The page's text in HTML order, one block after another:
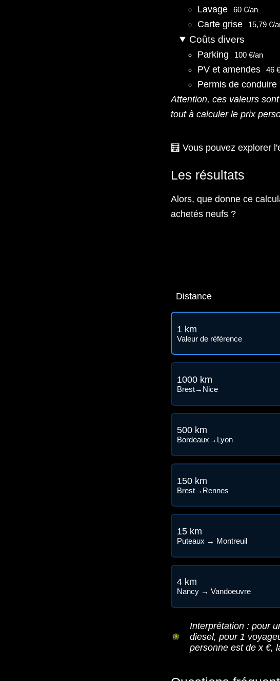
Lavage 60 €/an
Carte grise 15,79 €/
Coûts divers
Parking 100 €/an
PV et amendes 46
Permis de conduire
Attention, ces valeurs
tout à calculer le prix
🧮 Vous pouvez explorer
Les résultats
Alors, que donne ce
achetés neufs ?
Distance
1 km
Valeur de référence
1000 km
Brest→Nice
500 km
Bordeaux→Lyon
150 km
Brest→Rennes
15 km
Puteaux → Montreuil
4 km
Nancy → Vandoeuvre
Interprétation : pour
diesel, pour1
personne est de x €,